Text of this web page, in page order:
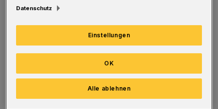
Es erklingen Auszüge aus dem
„Weihnachtsoratorium“ von Johann Sebastian
Bach ebenso wie das Traditional „Hört der
Engel helle Lieder“. Selbstverständlich sind
auch englischsprachige Christmas-Evergreens
wie „Jingle Bells“, „Sleigh Ride“ und „Have
Datenschutz
Einstellungen
Alle ablehnen
OK